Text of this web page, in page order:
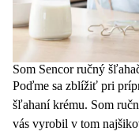
Som Sencor ručný
Poďme sa zblížiť pri
šľahaní krému. Som
vás vyrobil v tom